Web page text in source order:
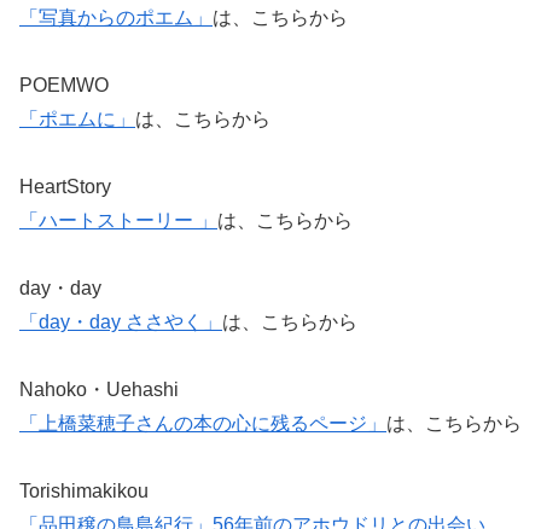
「写真からのポエム」 は、こちらから
POEMWO
「ポエムに」 は、こちらから
HeartStory
「ハートストーリー 」 は、こちらから
day・day
「day・day ささやく」 は、こちらから
Nahoko・Uehashi
「上橋菜穂子さんの本の心に残るページ」 は、こちらから
Torishimakikou